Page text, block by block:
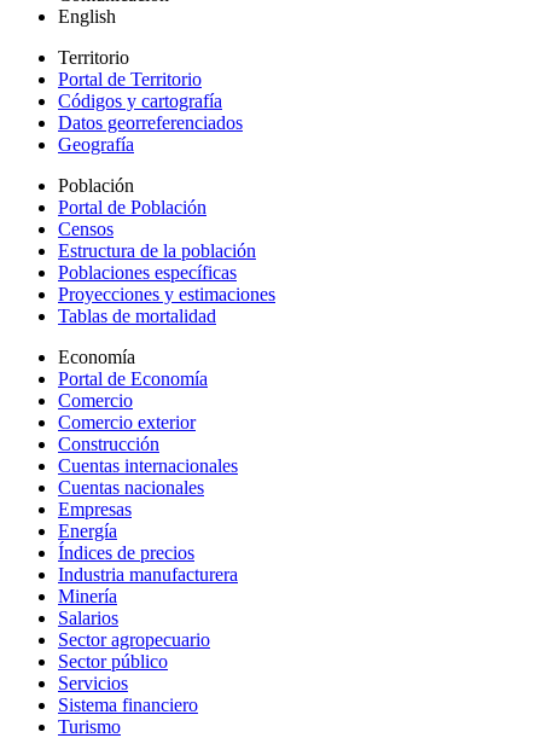
English
Territorio
Portal de Territorio
Códigos y cartografía
Datos georreferenciados
Geografía
Población
Portal de Población
Censos
Estructura de la población
Poblaciones específicas
Proyecciones y estimaciones
Tablas de mortalidad
Economía
Portal de Economía
Comercio
Comercio exterior
Construcción
Cuentas internacionales
Cuentas nacionales
Empresas
Energía
Índices de precios
Industria manufacturera
Minería
Salarios
Sector agropecuario
Sector público
Servicios
Sistema financiero
Turismo